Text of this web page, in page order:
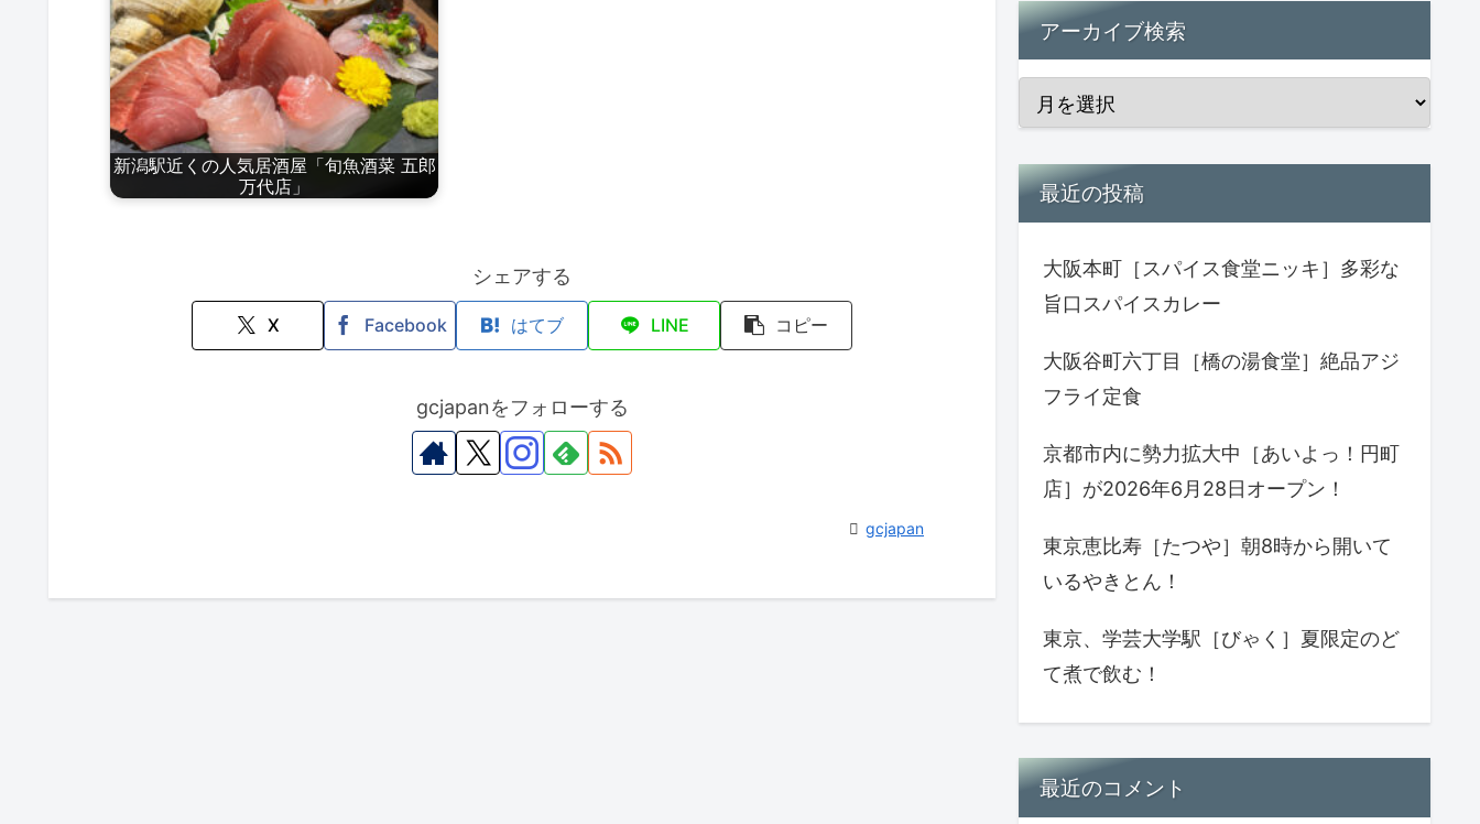
新潟駅近くの人気居酒屋「旬魚酒菜 五郎
万代店」
シェアする
X Facebook はてブ LINE コピー
gcjapanをフォローする
gcjapan
アーカイブ検索
最近の投稿
大阪本町［スパイス食堂ニッキ］多彩な
旨口スパイスカレー
大阪谷町六丁目［橋の湯食堂］絶品アジ
フライ定食
京都市内に勢力拡大中［あいよっ！円町
店］が2026年6月28日オープン！
東京恵比寿［たつや］朝8時から開いて
いるやきとん！
東京、学芸大学駅［びゃく］夏限定のど
て煮で飲む！
最近のコメント